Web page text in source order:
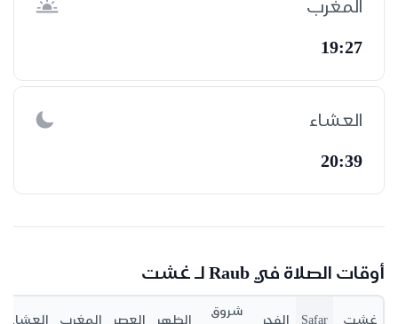
المغرب
19:27
العشاء
20:39
أوقات الصلاة في Raub لـ غشت
غشت Safar الفجر
شروق
الظهر العصر المغرب العشاء